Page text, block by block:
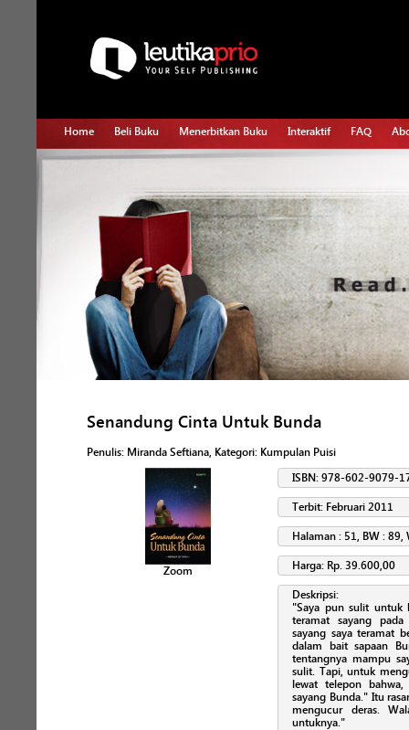
Home Beli Buku Menerbitkan Buku Interaktif FAQ
Senandung Cinta Untuk Bunda
Penulis: Miranda Seftiana, Kategori: Kumpulan Puisi
Zoom
ISBN: 978-602-9079-
Terbit: Februari 2011
Halaman : 51, BW : 89,
Harga: Rp. 39.600,00
Deskripsi:
"Saya pun sulit untuk
teramat sayang
sayang saya teramat
dalam bait sapaan
tentangnya mampu
sulit. Tapi, untuk
lewat telepon
sayang Bunda." Itu
mengucur deras.
untuknya."